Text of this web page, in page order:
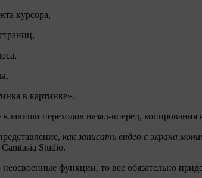
курсора,
в картинке».
переходов назад-вперед,
как записать видео с экрана
Studio.
функции, то все обязательно